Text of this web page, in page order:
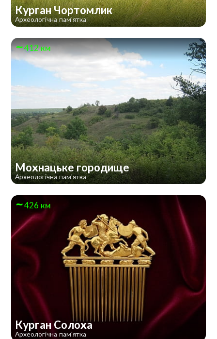
Курган Чортомлик
Археологічна пам'ятка
412 км
Мохнацьке городище
Археологічна пам'ятка
426 км
Курган Солоха
Археологічна пам'ятка